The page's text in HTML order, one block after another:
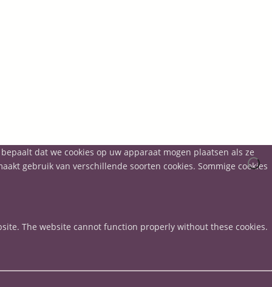
dat we cookies op uw apparaat mogen plaatsen als ze
gebruik van verschillende soorten cookies. Sommige cookies
The website cannot function properly without these cookies.